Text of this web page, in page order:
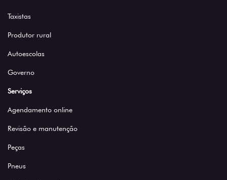
Taxistas
Produtor rural
Autoescolas
Governo
Serviços
Agendamento online
Revisão e manutenção
Peças
Pneus